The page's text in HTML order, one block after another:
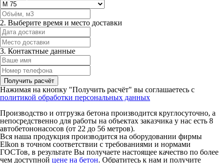
2. Выберите время и место доставки
3. Контактные данные
Нажимая на кнопку "Получить расчёт" вы соглашаетесь с
политикой обработки персональных данных
Производство и отгрузка бетона производится круглосуточно, а
непосредственно для работы на объектах заказчика у нас есть 8
автобетононасосов (от 22 до 56 метров).
Вся наша продукция производится на оборудовании фирмы
Elkon в точном соответствии с требованиями и нормами
ГОСТов, в результате Вы получаете настоящее качество по более
чем доступной цене на бетон. Обратитесь к нам и получите